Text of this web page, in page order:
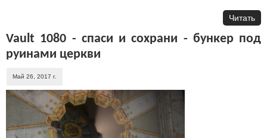
Читать
Vault 1080 - спаси и сохрани - бункер под
руинами церкви
Май 26, 2017 г.